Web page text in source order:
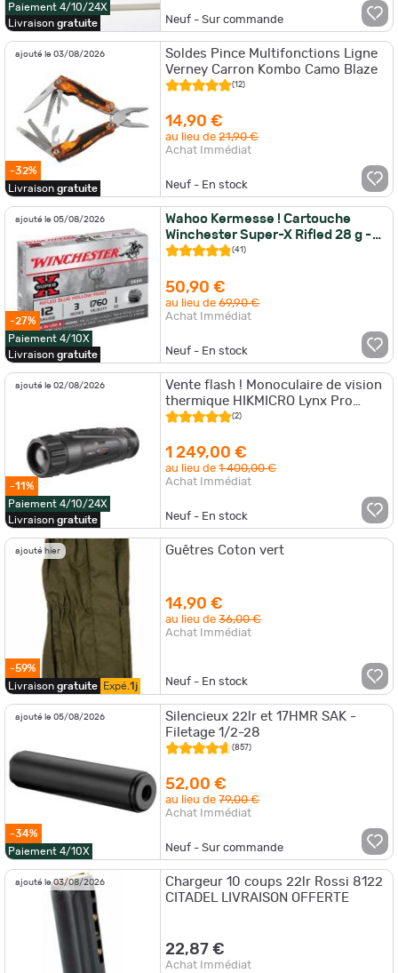
Paiement 4/10/24X
Livraison gratuite Neuf - Sur commande
ajouté le 03/08/2026
-32%
Livraison gratuite
Soldes Pince Multifonctions Ligne
Verney Carron Kombo Camo Blaze
(12)
14,90 €
au lieu de21,90 €
Achat Immédiat
Neuf - En stock
ajouté le 05/08/2026
-27%
Paiement 4/10X
Livraison gratuite
Wahoo Kermesse ! Cartouche
Winchester Super-X Rifled 28 g -
Cal.12/76 - Par 5
(41)
50,90 €
au lieu de69,90 €
Achat Immédiat
Neuf - En stock
ajouté le 02/08/2026
-11%
Paiement 4/10/24X
Livraison gratuite
Vente flash ! Monoculaire de vision
thermique HIKMICRO Lynx Pro
LH35 3.0
(2)
1 249,00 €
au lieu de1 400,00 €
Achat Immédiat
Neuf - En stock
ajouté hier
-59%
Livraison gratuite Expé. 1j
Guêtres Coton vert
14,90 €
au lieu de36,00 €
Achat Immédiat
Neuf - En stock
ajouté le 05/08/2026
-34%
Paiement 4/10X
Silencieux 22lr et 17HMR SAK -
Filetage 1/2-28
(857)
52,00 €
au lieu de79,00 €
Achat Immédiat
Neuf - Sur commande
ajouté le 03/08/2026
Chargeur 10 coups 22lr Rossi 8122
CITADEL LIVRAISON OFFERTE
22,87 €
Achat Immédiat